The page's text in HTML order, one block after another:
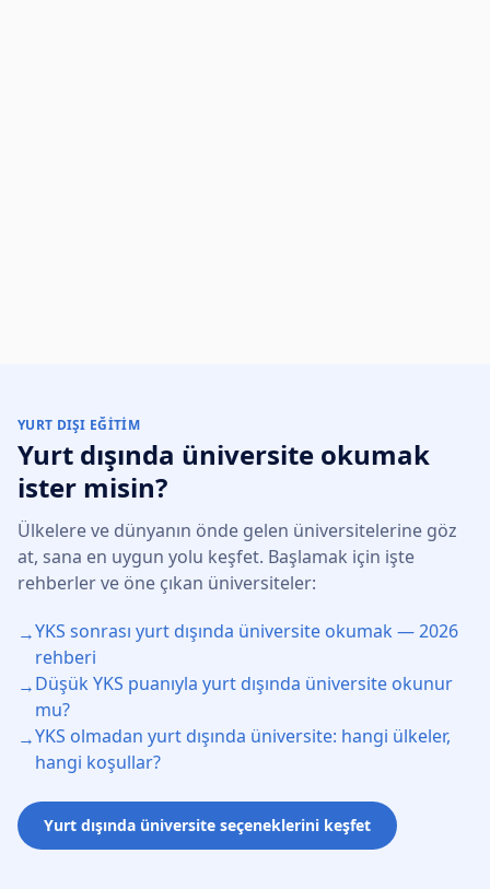
YURT DIŞI EĞITIM
Yurt dışında üniversite okumak
ister misin?
Ülkelere ve dünyanın önde gelen üniversitelerine göz
at, sana en uygun yolu keşfet. Başlamak için işte
rehberler ve öne çıkan üniversiteler:
→YKS sonrası yurt dışında üniversite okumak — 2026
rehberi
→Düşük YKS puanıyla yurt dışında üniversite okunur
mu?
→YKS olmadan yurt dışında üniversite: hangi ülkeler,
hangi koşullar?
Yurt dışında üniversite seçeneklerini keşfet